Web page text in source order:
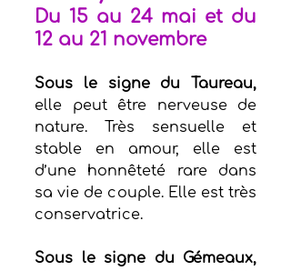
Du 15 au 24 mai et du
12 au 21 novembre
Sous le signe du Taureau,
elle peut être nerveuse de
nature. Très sensuelle et
stable en amour, elle est
d’une honnêteté rare dans
sa vie de couple. Elle est très
conservatrice.
Sous le signe du Gémeaux,